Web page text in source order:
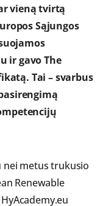
vieną tvirtą
Sąjungos
ir gavo The
Tai – svarbus
nei metus trukusio
Renewable